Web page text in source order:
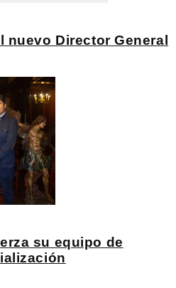
nuevo Director General
su equipo de